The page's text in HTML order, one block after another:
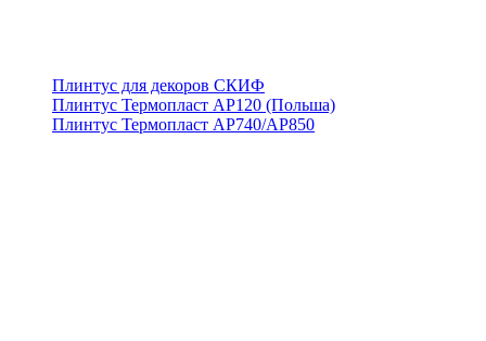
Плинтус для декоров СКИФ
Плинтус Термопласт АР120 (Польша)
Плинтус Термопласт АР740/АР850